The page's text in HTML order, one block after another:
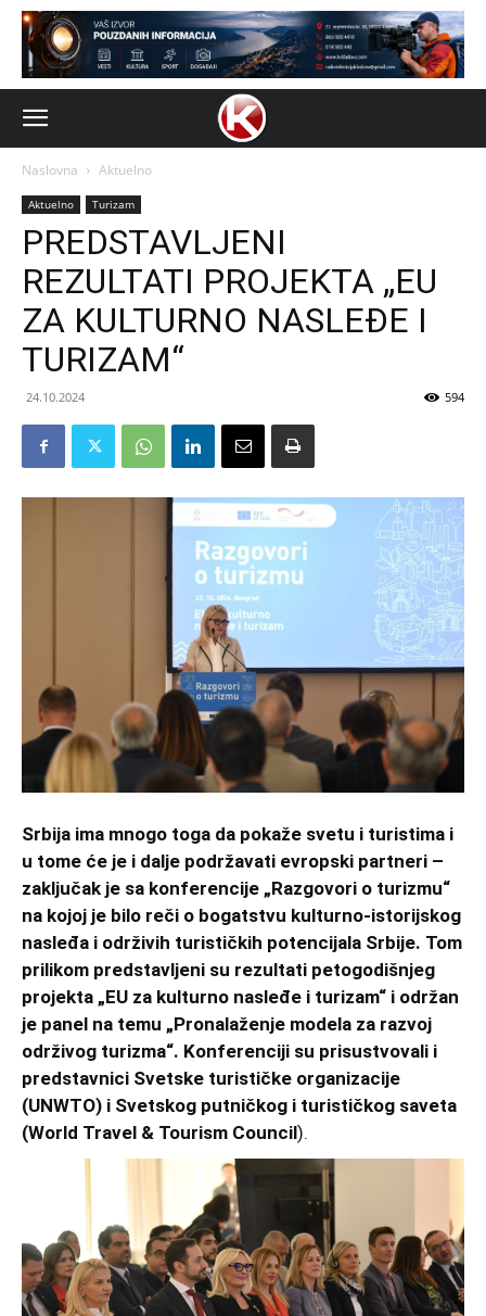
Naslovna Aktuelno
Aktuelno Turizam
PREDSTAVLJENI
REZULTATI PROJEKTA „EU
ZA KULTURNO NASLEĐE I
TURIZAM“
24.10.2024 594
Srbija ima mnogo toga da pokaže svetu i turistima i
u tome će je i dalje podržavati evropski partneri –
zaključak je sa konferencije „Razgovori o turizmu“
na kojoj je bilo reči o bogatstvu kulturno-istorijskog
nasleđa i održivih turističkih potencijala Srbije. Tom
prilikom predstavljeni su rezultati petogodišnjeg
projekta „EU za kulturno nasleđe i turizam“ i održan
je panel na temu „Pronalaženje modela za razvoj
održivog turizma“. Konferenciji su prisustvovali i
predstavnici Svetske turističke organizacije
(UNWTO) i Svetskog putničkog i turističkog saveta
(World Travel & Tourism Council).